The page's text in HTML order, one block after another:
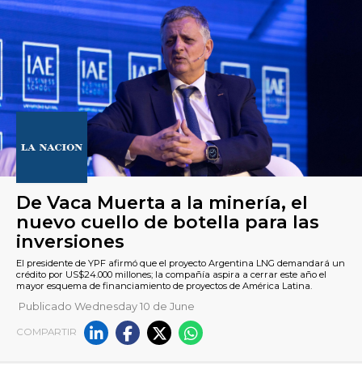
De Vaca Muerta a la
Publicado Wednesday 10 de June
COMPARTIR